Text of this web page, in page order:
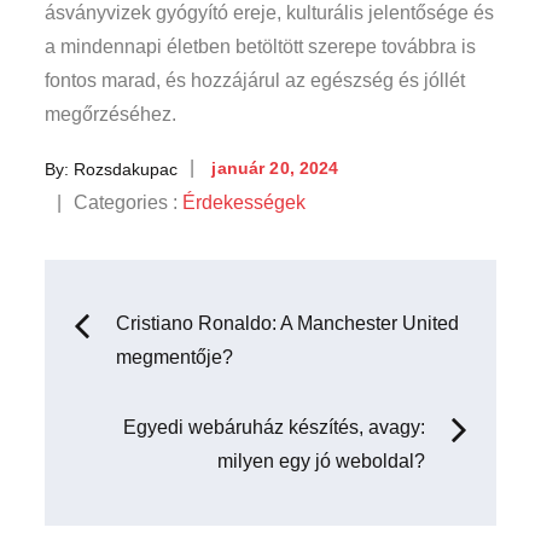
ásványvizek gyógyító ereje, kulturális jelentősége és
a mindennapi életben betöltött szerepe továbbra is
fontos marad, és hozzájárul az egészség és jóllét
megőrzéséhez.
By: Rozsdakupac
Posted
on
január 20, 2024
Categories
Categories : Érdekességek
Bejegyzés
Cristiano Ronaldo: A Manchester United
megmentője?
Egyedi webáruház készítés, avagy:
milyen egy jó weboldal?